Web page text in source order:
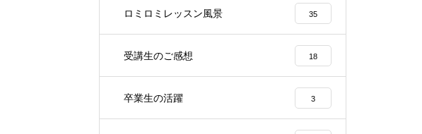
ロミロミレッスン風景 35
受講生のご感想 18
卒業生の活躍 3